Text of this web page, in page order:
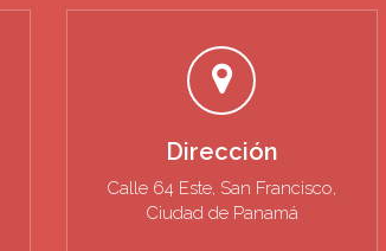
Dirección
Calle 64 Este, San Francisco,
Ciudad de Panamá